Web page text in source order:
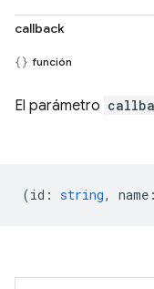
callback
función
El parámetro
(id : string, name :